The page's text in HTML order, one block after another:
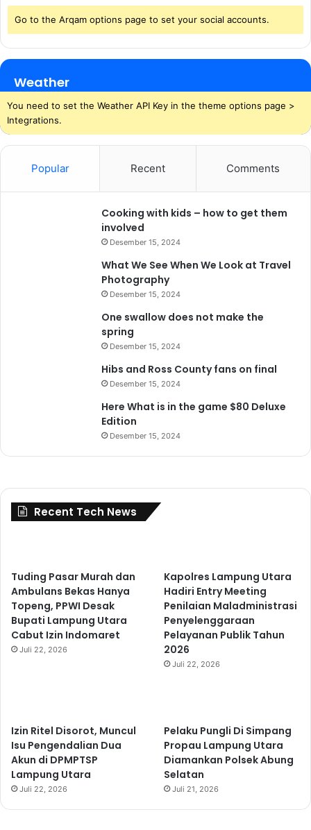
Go to the Arqam options page to set your social accounts.
Weather
You need to set the Weather API Key in the theme options page >
Integrations.
Popular Recent Comments
Cooking with kids – how to get them
involved
Desember 15, 2024
What We See When We Look at Travel
Photography
Desember 15, 2024
One swallow does not make the
spring
Desember 15, 2024
Hibs and Ross County fans on final
Desember 15, 2024
Here What is in the game $80 Deluxe
Edition
Desember 15, 2024
Recent Tech News
Tuding Pasar Murah dan
Ambulans Bekas Hanya
Topeng, PPWI Desak
Bupati Lampung Utara
Cabut Izin Indomaret
Juli 22, 2026
Kapolres Lampung Utara
Hadiri Entry Meeting
Penilaian Maladministrasi
Penyelenggaraan
Pelayanan Publik Tahun
2026
Juli 22, 2026
Izin Ritel Disorot, Muncul
Isu Pengendalian Dua
Akun di DPMPTSP
Lampung Utara
Juli 22, 2026
Pelaku Pungli Di Simpang
Propau Lampung Utara
Diamankan Polsek Abung
Selatan
Juli 21, 2026